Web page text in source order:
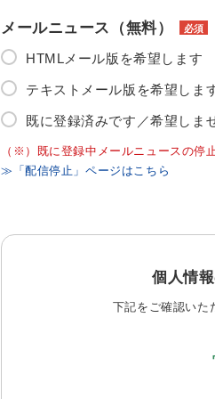
メールニュース（無料） 必須
HTMLメール版を希望します
テキストメール版を希望しま
既に登録済みです／希望しま
（※）既に登録中メールニュースの停
≫「配信停止」ページはこちら
個人情
下記をご確認いた